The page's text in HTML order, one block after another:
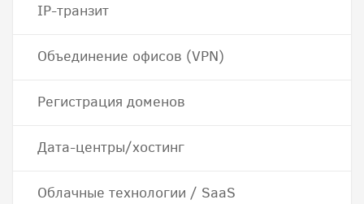
IP-транзит
Объединение офисов (VPN)
Регистрация доменов
Дата-центры/хостинг
Облачные технологии / SaaS